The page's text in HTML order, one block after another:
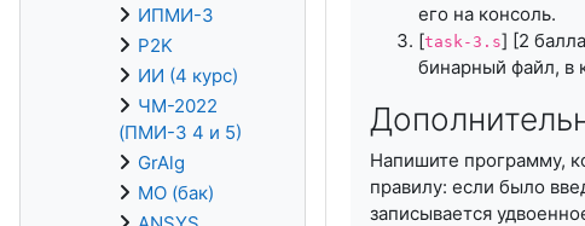
его на консоль.
[task-3.s] [2
бинарный файл, в
Напишите программу,
правилу: если было
записывается
ИПМИ-3
P2K
ИИ (4 курс)
ЧМ-2022
(ПМИ-3 4 и 5)
GrAlg
МО (бак)